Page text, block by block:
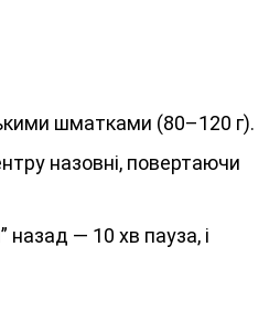
шматками (80–120 г).
назовні, повертаючи
назад — 10 хв пауза, і